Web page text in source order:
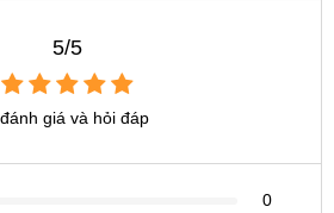
5/5
giá và hỏi đáp
0